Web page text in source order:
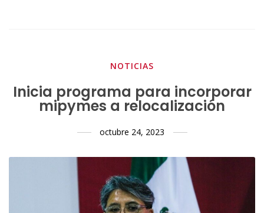
NOTICIAS
Inicia programa para incorporar
mipymes a relocalización
octubre 24, 2023